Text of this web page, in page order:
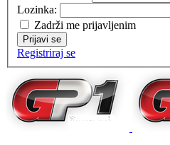
Lozinka:
Zadrži me prijavljenim
Prijavi se
Registriraj se